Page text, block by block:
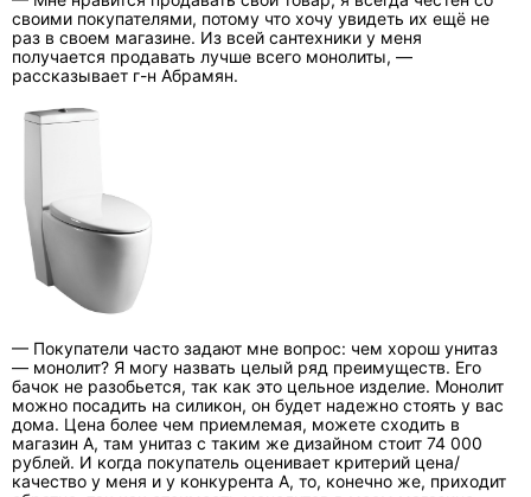
своими покупателями, потому что хочу увидеть их ещё не
раз в своем магазине. Из всей сантехники у меня
получается продавать лучше всего монолиты, —
рассказывает г-н Абрамян.
— Покупатели часто задают мне вопрос: чем хорош унитаз
— монолит? Я могу назвать целый ряд преимуществ. Его
бачок не разобьется, так как это цельное изделие. Монолит
можно посадить на силикон, он будет надежно стоять у вас
дома. Цена более чем приемлемая, можете сходить в
магазин А, там унитаз с таким же дизайном стоит 74 000
рублей. И когда покупатель оценивает критерий цена/
качество у меня и у конкурента А, то, конечно же, приходит